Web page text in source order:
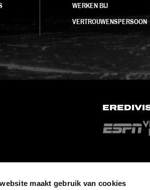
maakt gebruik van cookies
WERKEN BIJ
VERTROUWENSPERSOON